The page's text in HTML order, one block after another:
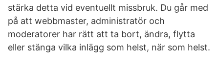
stärka detta vid eventuellt missbruk. Du går med
på att webbmaster, administratör och
moderatorer har rätt att ta bort, ändra, flytta
eller stänga vilka inlägg som helst, när som helst.